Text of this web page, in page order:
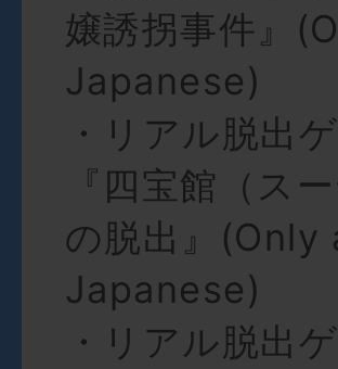
嬢誘拐事件』
Japanese)
・リアル脱出
『四宝館（ス
の脱出』
Japanese)
・リアル脱出